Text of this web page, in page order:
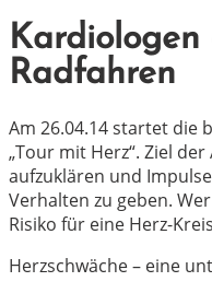
Kardiologen
Radfahren
Am 26.04.14 startet die
„Tour mit Herz“. Ziel
aufzuklären und
Verhalten zu geben.
Risiko für eine Herz-
Herzschwäche – eine